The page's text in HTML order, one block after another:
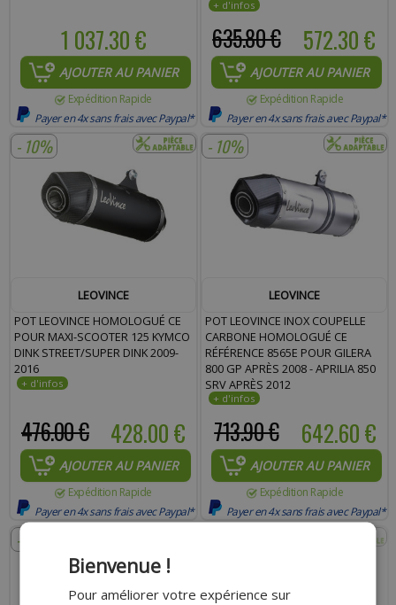
1 037.30 €
AJOUTER AU PANIER
Expédition Rapide
Payer en 4x sans frais avec Paypal*
572.30 €
635.80 €
AJOUTER AU PANIER
Expédition Rapide
Payer en 4x sans frais avec Paypal*
- 10%
LEOVINCE
POT LEOVINCE HOMOLOGUÉ CE
POUR MAXI-SCOOTER 125 KYMCO
DINK STREET/SUPER DINK 2009-
2016
428.00 €
476.00 €
AJOUTER AU PANIER
Expédition Rapide
Payer en 4x sans frais avec Paypal*
- 10%
LEOVINCE
POT LEOVINCE INOX COUPELLE
CARBONE HOMOLOGUÉ CE
RÉFÉRENCE 8565E POUR GILERA
800 GP APRÈS 2008 - APRILIA 850
SRV APRÈS 2012
642.60 €
713.90 €
AJOUTER AU PANIER
Expédition Rapide
Payer en 4x sans frais avec Paypal*
- 10%
Bienvenue !
Pour améliorer votre expérience sur